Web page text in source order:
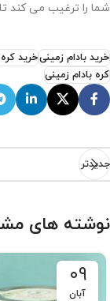
شما را ترغیب می کند
خرید بادام زمینیخرید
کره بادام زمینی
جدیدتر
نوشته های
۰۹
آبان